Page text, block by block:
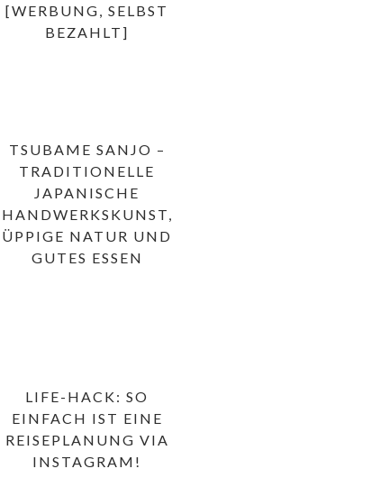
[WERBUNG, SELBST
BEZAHLT]
TSUBAME SANJO –
TRADITIONELLE
JAPANISCHE
HANDWERKSKUNST,
ÜPPIGE NATUR UND
GUTES ESSEN
LIFE-HACK: SO
EINFACH IST EINE
REISEPLANUNG VIA
INSTAGRAM!